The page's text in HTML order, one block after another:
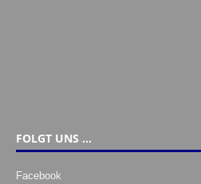
FOLGT UNS …
Facebook